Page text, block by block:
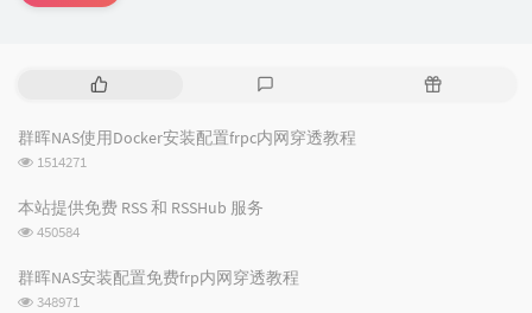
热
文
章
评
论
随
群晖NAS使用Docker安装配置frpc内网穿透教程
浏
次
数:
1514271
本站提供免费 RSS 和 RSSHub 服务
浏
次
数:
450584
群晖NAS安装配置免费frp内网穿透教程
浏
348971